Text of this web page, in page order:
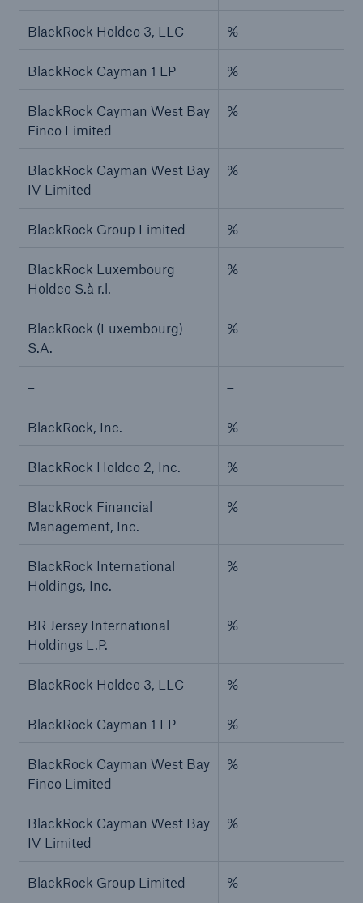
BlackRock Holdco 3, LLC %
BlackRock Cayman 1 LP %
BlackRock Cayman West Bay
Finco Limited
%
BlackRock Cayman West Bay
IV Limited
%
BlackRock Group Limited %
BlackRock Luxembourg
Holdco S.à r.l.
%
BlackRock (Luxembourg)
S.A.
%
– –
BlackRock, Inc. %
BlackRock Holdco 2, Inc. %
BlackRock Financial
Management, Inc.
%
BlackRock International
Holdings, Inc.
%
BR Jersey International
Holdings L.P.
%
BlackRock Holdco 3, LLC %
BlackRock Cayman 1 LP %
BlackRock Cayman West Bay
Finco Limited
%
BlackRock Cayman West Bay
IV Limited
%
BlackRock Group Limited %